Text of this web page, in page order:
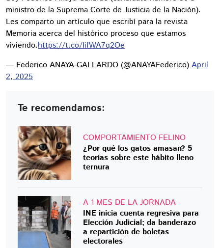
ministro de la Suprema Corte de Justicia de la Nación).
Les comparto un artículo que escribí para la revista
Memoria acerca del histórico proceso que estamos
viviendo.https://t.co/IifWA7q2Oe
— Federico ANAYA-GALLARDO (@ANAYAFederico) April
2, 2025
Te recomendamos:
COMPORTAMIENTO FELINO
¿Por qué los gatos amasan? 5
teorías sobre este hábito lleno
ternura
A 1 MES DE LA JORNADA
INE inicia cuenta regresiva para
Elección Judicial; da banderazo
a repartición de boletas
electorales